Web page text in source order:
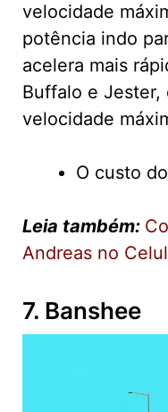
velocidade
potência indo
acelera mais
Buffalo e Jester,
velocidade
O custo
Leia também:
Andreas no
7. Banshee